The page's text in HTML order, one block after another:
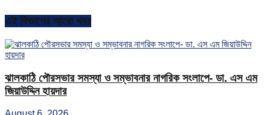
এই বিভাগের আরো খবর
ঝালকাঠি পৌরসভার সমস্যা ও সম্ভাবনার নাগরিক সংলাপে- ডা. এস এম
জিয়াউদ্দিন হায়দার